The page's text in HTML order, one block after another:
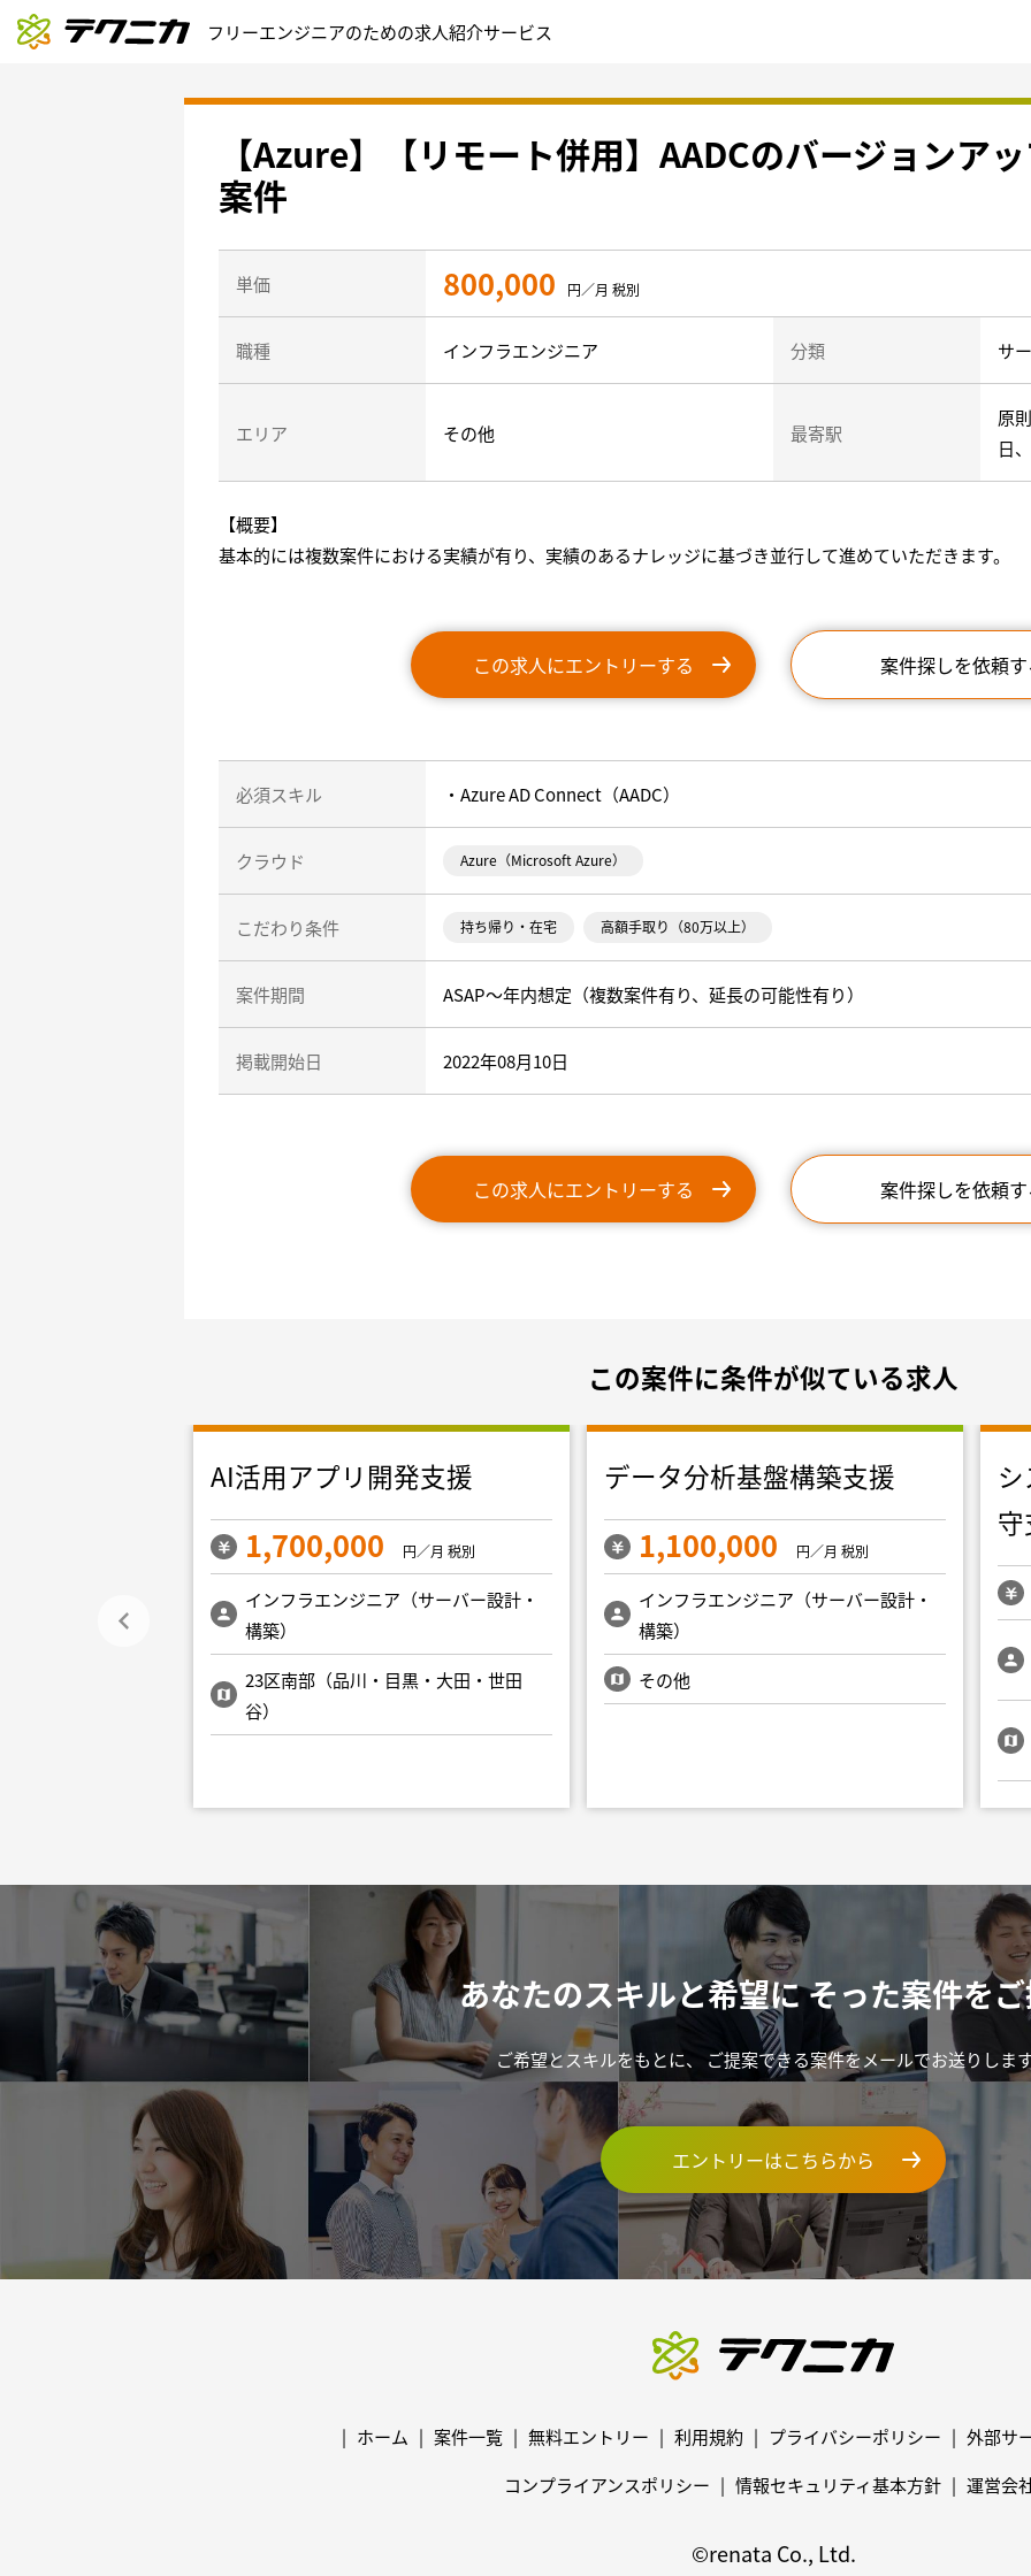
フリーエンジニアのための求人紹介サービス
【Azure】【リモート併用】AADCのバージョンア
案件
単価 800,000 円／月 税別
職種 インフラエンジニア 分類 サ
エリア その他 最寄駅
原
日
【概要】
基本的には複数案件における実績が有り、実績のあるナレッジに基づき並行して進めていただきます。
この求人にエントリーする 案件探しを依頼
必須スキル ・Azure AD Connect（AADC）
クラウド Azure（Microsoft Azure）
こだわり条件 持ち帰り・在宅 高額手取り（80万以上）
案件期間 ASAP～年内想定（複数案件有り、延長の可能性有り）
掲載開始日 2022年08月10日
この求人にエントリーする 案件探しを依頼
この案件に条件が似ている求人
AI活用アプリ開発支援
1,700,000 円／月 税別
インフラエンジニア（サーバー設計・
構築）
23区南部（品川・目黒・大田・世田
谷）
データ分析基盤構築支援
1,100,000 円／月 税別
インフラエンジニア（サーバー設計・
構築）
その他
あなたのスキルと希望にそった案件を
ご希望とスキルをもとに、 ご提案できる案件をメールでお送りしま
エントリーはこちらから
ホーム 案件一覧 無料エントリー 利用規約 プライバシーポリシー
外部サ
コンプライアンスポリシー
情報セキュリティ基本方針 運営会
©renata Co., Ltd.